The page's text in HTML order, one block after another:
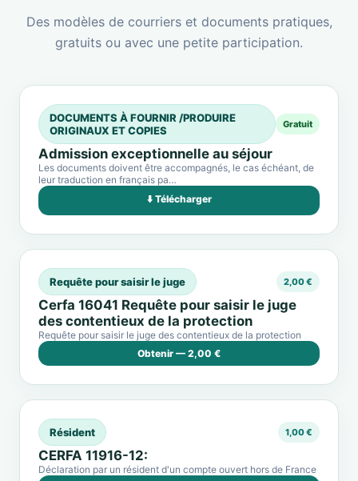
Des modèles de courriers et documents pratiques,
gratuits ou avec une petite participation.
DOCUMENTS À FOURNIR /PRODUIRE
ORIGINAUX ET COPIES
Gratuit
Admission exceptionnelle au séjour
Les documents doivent être accompagnés, le cas échéant, de
leur traduction en français pa…
⬇️ Télécharger
Requête pour saisir le juge 2,00 €
Cerfa 16041 Requête pour saisir le juge
des contentieux de la protection
Requête pour saisir le juge des contentieux de la protection
Obtenir — 2,00 €
Résident 1,00 €
CERFA 11916-12:
Déclaration par un résident d'un compte ouvert hors de France